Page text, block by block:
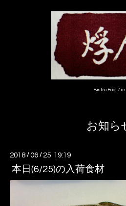
Bistro Foo-Zin
お知ら
2018 /06 / 25 19:19
本日(6/25)の入荷食材